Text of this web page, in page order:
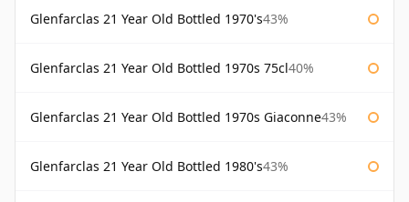
Glenfarclas 21 Year Old Bottled 1970's43%
Glenfarclas 21 Year Old Bottled 1970s 75cl40%
Glenfarclas 21 Year Old Bottled 1970s Giaconne43%
Glenfarclas 21 Year Old Bottled 1980's43%